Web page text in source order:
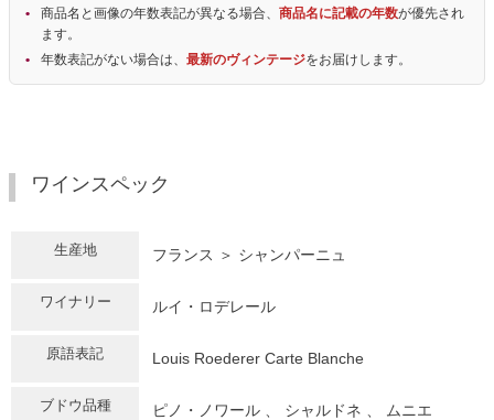
商品名と画像の年数表記が異なる場合、 商品名に記載の年数が優先され
ます。
年数表記がない場合は、 最新のヴィンテージをお届けします。
ワインスペック
生産地 フランス ＞ シャンパーニュ
ワイナリー ルイ・ロデレール
原語表記 Louis Roederer Carte Blanche
ブドウ品種 ピノ・ノワール 、 シャルドネ 、 ムニエ